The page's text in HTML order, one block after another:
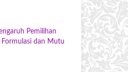
Pemilihan
Formulasi dan Mutu